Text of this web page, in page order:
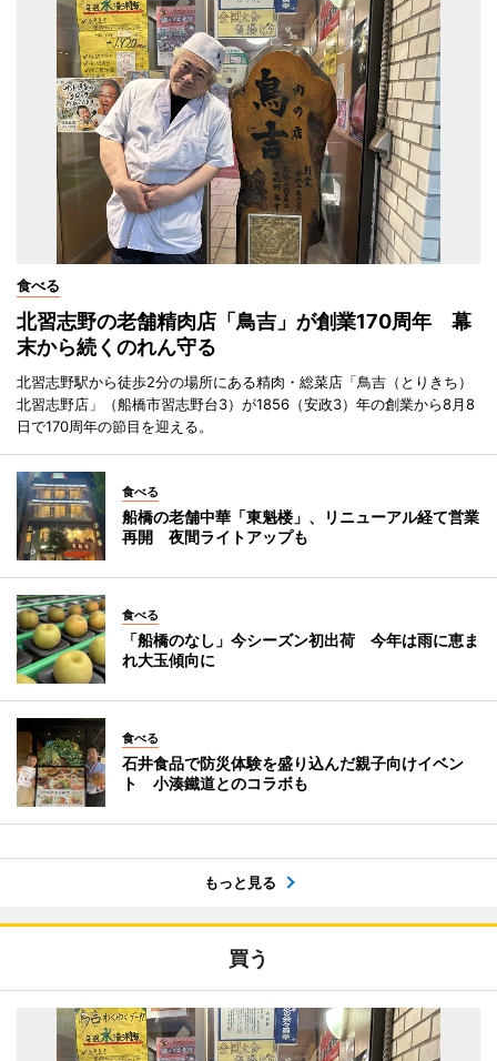
食べる
北習志野の老舗精肉店「鳥吉」が創業170周年 幕
末から続くのれん守る
北習志野駅から徒歩2分の場所にある精肉・総菜店「鳥吉（とりきち）
北習志野店」（船橋市習志野台3）が1856（安政3）年の創業から8月8
日で170周年の節目を迎える。
食べる
船橋の老舗中華「東魁楼」、リニューアル経て営業
再開 夜間ライトアップも
食べる
「船橋のなし」今シーズン初出荷 今年は雨に恵ま
れ大玉傾向に
食べる
石井食品で防災体験を盛り込んだ親子向けイベン
ト 小湊鐵道とのコラボも
もっと見る
買う